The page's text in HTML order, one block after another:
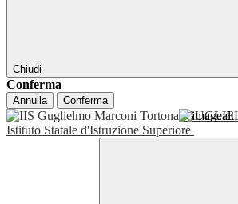
Chiudi
Conferma
Annulla Conferma
Istituto Statale d'Istruzione Superiore